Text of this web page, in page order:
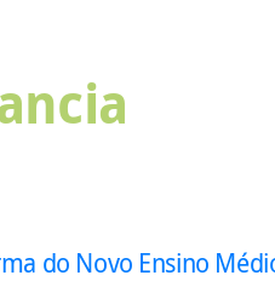
do Novo Ensino